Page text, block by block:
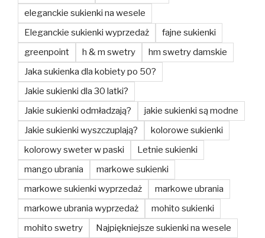
eleganckie sukienki na wesele
Eleganckie sukienki wyprzedaż
fajne sukienki
greenpoint
h & m swetry
hm swetry damskie
Jaka sukienka dla kobiety po 50?
Jakie sukienki dla 30 latki?
Jakie sukienki odmładzają?
jakie sukienki są modne
Jakie sukienki wyszczuplają?
kolorowe sukienki
kolorowy sweter w paski
Letnie sukienki
mango ubrania
markowe sukienki
markowe sukienki wyprzedaż
markowe ubrania
markowe ubrania wyprzedaż
mohito sukienki
mohito swetry
Najpiękniejsze sukienki na wesele